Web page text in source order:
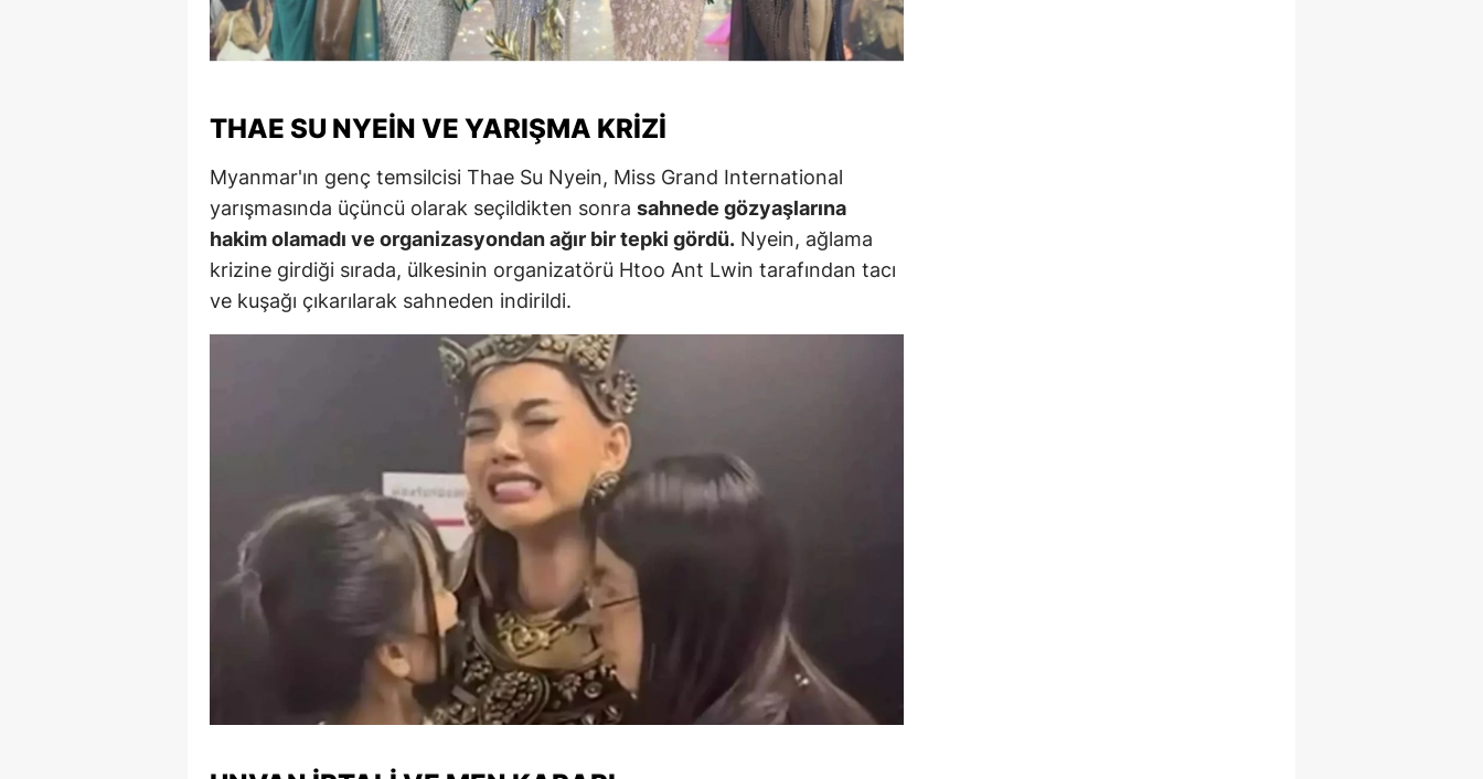
Hatay
Isparta
İzmir
Kars
Kastamonu
Kayseri
Kırklareli
Kırşehir
Kocaeli
Konya
Malatya
Manisa
Kahramanmaraş
THAE SU NYEIN VE YARIŞMA KRIZI
Myanmar'ın genç temsilcisi Thae Su Nyein, Miss Grand International
yarışmasında üçüncü olarak seçildikten sonra sahnede gözyaşlarına
hakim olamadı ve organizasyondan ağır bir tepki gördü. Nyein, ağlama
krizine girdiği sırada, ülkesinin organizatörü Htoo Ant Lwin tarafından tacı
ve kuşağı çıkarılarak sahneden indirildi.